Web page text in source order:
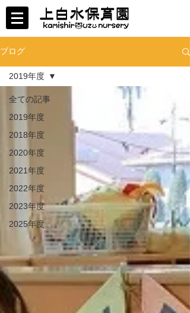
ブログ
全ての記事
2019年度
2018年度
2020年度
2021年度
2022年度
2023年度
2025年度
2019年度